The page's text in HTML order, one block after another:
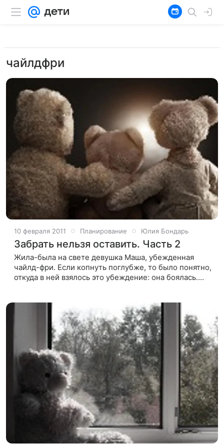
чайлдфри
10 февраля 2011 Планирование Юлия Бондарь
Забрать нельзя оставить. Часть 2
Жила-была на свете девушка Маша, убежденная
чайлд-фри. Если копнуть поглубже, то было понятно,
откуда в ней взялось это убеждение: она боялась.